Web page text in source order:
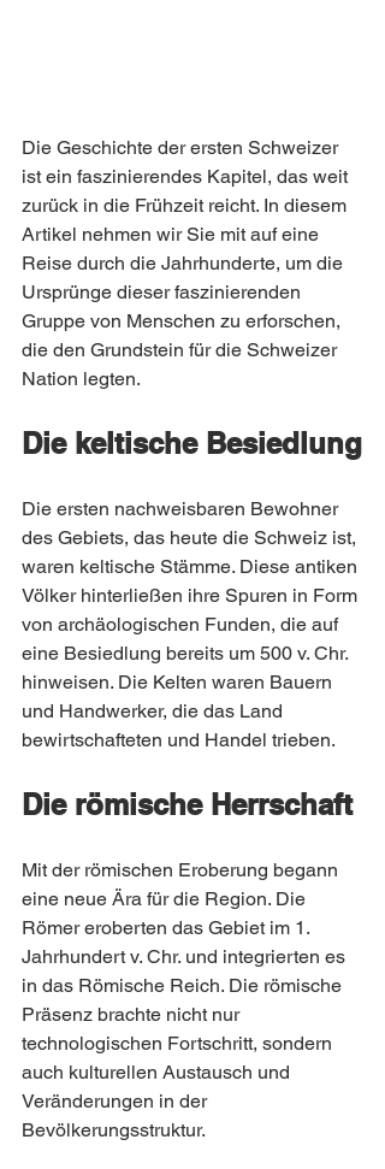
Die Geschichte der ersten Schweizer
ist ein faszinierendes Kapitel, das weit
zurück in die Frühzeit reicht. In diesem
Artikel nehmen wir Sie mit auf eine
Reise durch die Jahrhunderte, um die
Ursprünge dieser faszinierenden
Gruppe von Menschen zu erforschen,
die den Grundstein für die Schweizer
Nation legten.
Die keltische Besiedlung
Die ersten nachweisbaren Bewohner
des Gebiets, das heute die Schweiz ist,
waren keltische Stämme. Diese antiken
Völker hinterließen ihre Spuren in Form
von archäologischen Funden, die auf
eine Besiedlung bereits um 500 v. Chr.
hinweisen. Die Kelten waren Bauern
und Handwerker, die das Land
bewirtschafteten und Handel trieben.
Die römische Herrschaft
Mit der römischen Eroberung begann
eine neue Ära für die Region. Die
Römer eroberten das Gebiet im 1.
Jahrhundert v. Chr. und integrierten es
in das Römische Reich. Die römische
Präsenz brachte nicht nur
technologischen Fortschritt, sondern
auch kulturellen Austausch und
Veränderungen in der
Bevölkerungsstruktur.